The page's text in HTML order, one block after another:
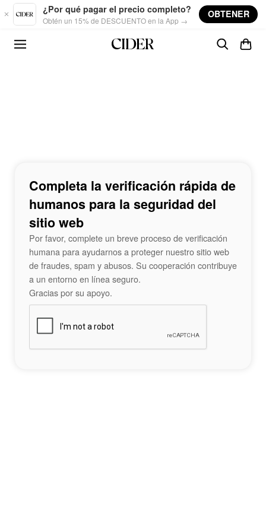
Skip to main content
¿Por qué pagar el precio completo?
Obtén un 15% de DESCUENTO en la App →
OBTENER
Completa la verificación rápida de
humanos para la seguridad del
sitio web
Por favor, complete un breve proceso de verificación
humana para ayudarnos a proteger nuestro sitio web
de fraudes, spam y abusos. Su cooperación contribuye
a un entorno en línea seguro.
Gracias por su apoyo.